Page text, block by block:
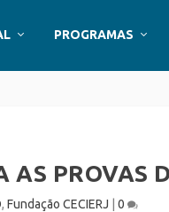
PROGRAMAS
PROVAS
, Fundação CECIERJ 0